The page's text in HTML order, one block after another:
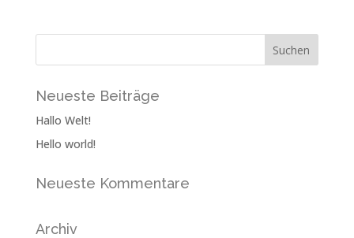
Neueste Beiträge
Hallo Welt!
Hello world!
Neueste Kommentare
Archiv